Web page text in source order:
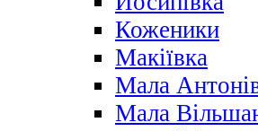
Коженики
Макіївка
Мала
Мала